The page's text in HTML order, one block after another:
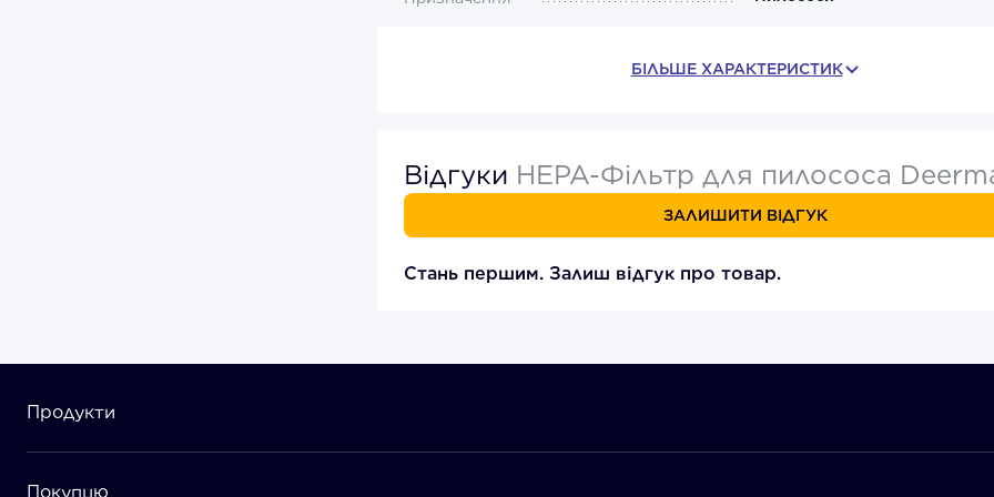
БІЛЬШЕ ХАРАКТЕРИСТИК
Відгуки HEPA-Фільтр для пилососа
ЗАЛИШИТИ ВІДГУК
Стань першим. Залиш відгук про товар.
Продукти
Покупцю